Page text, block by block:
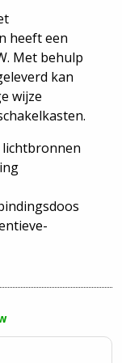
heeft een
Met behulp
kan
wijze
lichtbronnen